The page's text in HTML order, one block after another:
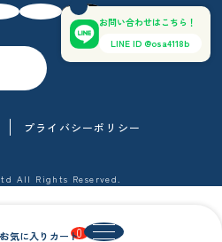
0
お問い合わせはこちら！
LINE ID @osa4118b
All Rights Reserved.
プライバシーポリシー